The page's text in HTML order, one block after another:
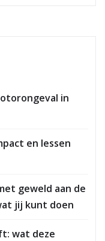
in
en lessen
geweld aan de
jij kunt doen
wat deze